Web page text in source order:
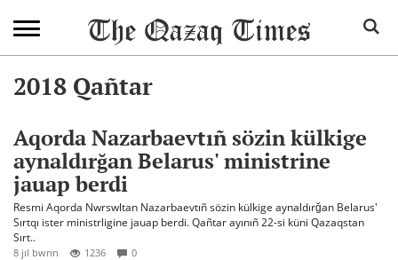
2018 Qañtar
Aqorda Nazarbaevtıñ sözin külkige
aynaldırğan Belarus' ministrine
jauap berdi
Resmi Aqorda Nwrswltan Nazarbaevtıñ sözin külkige aynaldırğan Belarus'
Sırtqı ister ministrligine jauap berdi. Qañtar ayınıñ 22-si küni Qazaqstan
Sırt..
8 jıl bwrın 1236 0